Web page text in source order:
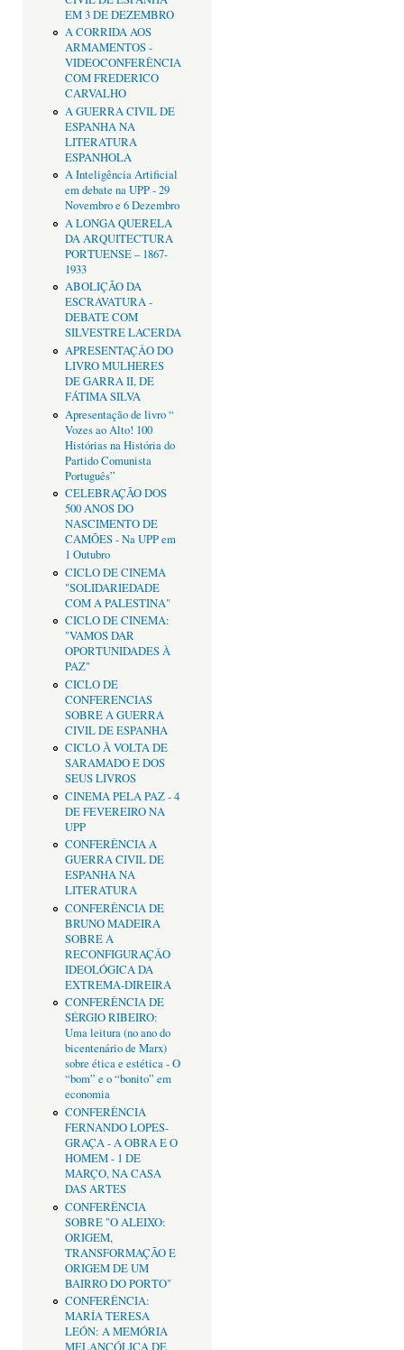
EM 3 DE DEZEMBRO
A CORRIDA AOS
ARMAMENTOS -
VIDEOCONFERÊNCIA
COM FREDERICO
CARVALHO
A GUERRA CIVIL DE
ESPANHA NA
LITERATURA
ESPANHOLA
A Inteligência Artificial
em debate na UPP - 29
Novembro e 6 Dezembro
A LONGA QUERELA
DA ARQUITECTURA
PORTUENSE – 1867-
1933
ABOLIÇÃO DA
ESCRAVATURA -
DEBATE COM
SILVESTRE LACERDA
APRESENTAÇÂO DO
LIVRO MULHERES
DE GARRA II, DE
FÁTIMA SILVA
Apresentação de livro “
Vozes ao Alto! 100
Histórias na História do
Partido Comunista
Português”
CELEBRAÇÃO DOS
500 ANOS DO
NASCIMENTO DE
CAMÕES - Na UPP em
1 Outubro
CICLO DE CINEMA
"SOLIDARIEDADE
COM A PALESTINA"
CICLO DE CINEMA:
"VAMOS DAR
OPORTUNIDADES À
PAZ"
CICLO DE
CONFERENCIAS
SOBRE A GUERRA
CIVIL DE ESPANHA
CICLO À VOLTA DE
SARAMADO E DOS
SEUS LIVROS
CINEMA PELA PAZ - 4
DE FEVEREIRO NA
UPP
CONFERÊNCIA A
GUERRA CIVIL DE
ESPANHA NA
LITERATURA
CONFERÊNCIA DE
BRUNO MADEIRA
SOBRE A
RECONFIGURAÇÂO
IDEOLÓGICA DA
EXTREMA-DIREIRA
CONFERÊNCIA DE
SÉRGIO RIBEIRO:
Uma leitura (no ano do
bicentenário de Marx)
sobre ética e estética - O
“bom” e o “bonito” em
economia
CONFERÊNCIA
FERNANDO LOPES-
GRAÇA - A OBRA E O
HOMEM - 1 DE
MARÇO, NA CASA
DAS ARTES
CONFERÊNCIA
SOBRE "O ALEIXO:
ORIGEM,
TRANSFORMAÇÃO E
ORIGEM DE UM
BAIRRO DO PORTO"
CONFERÊNCIA:
MARÍA TERESA
LEÓN: A MEMÓRIA
MELANCÓLICA DE